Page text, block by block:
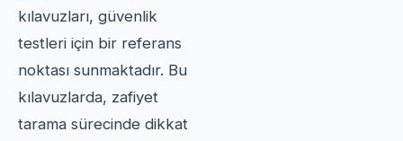
kılavuzları, güvenlik
testleri için bir referans
noktası sunmaktadır. Bu
kılavuzlarda, zafiyet
tarama sürecinde dikkat